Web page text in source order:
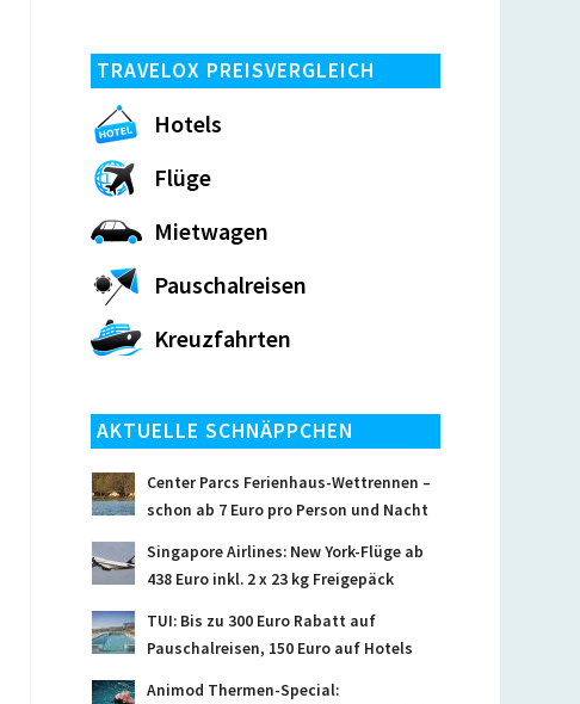
TRAVELOX PREISVERGLEICH
Hotels
Flüge
Mietwagen
Pauschalreisen
Kreuzfahrten
AKTUELLE SCHNÄPPCHEN
Center Parcs Ferienhaus-Wettrennen –
schon ab 7 Euro pro Person und Nacht
Singapore Airlines: New York-Flüge ab
438 Euro inkl. 2 x 23 kg Freigepäck
TUI: Bis zu 300 Euro Rabatt auf
Pauschalreisen, 150 Euro auf Hotels
Animod Thermen-Special: